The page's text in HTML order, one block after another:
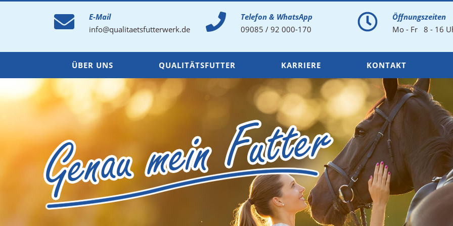
E-Mail
info@qualitaetsfutterwerk.de
Telefon & WhatsApp
09085 / 92 000-170
Öffnungszeiten
Mo - Fr 8 - 16
ÜBER UNS QUALITÄTSFUTTER KARRIERE KONTAKT